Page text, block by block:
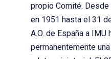
propio Comité.
en 1951 hasta el 31
A.O. de España a IMU
permanentemente